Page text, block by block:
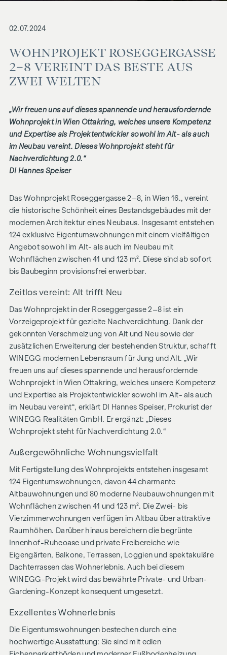
02.07.2024
WOHNPROJEKT ROSEGGERGASSE
2–8 VEREINT DAS BESTE AUS
ZWEI WELTEN
„Wir freuen uns auf dieses spannende und herausfordernde
Wohnprojekt in Wien Ottakring, welches unsere Kompetenz
und Expertise als Projektentwickler sowohl im Alt- als auch
im Neubau vereint. Dieses Wohnprojekt steht für
Nachverdichtung 2.0.“
DI Hannes Speiser
Das Wohnprojekt Roseggergasse 2–­8, in Wien 16., vereint
die historische Schönheit eines Bestandsgebäudes mit der
modernen Architektur eines Neubaus. Insgesamt entstehen
124 exklusive Eigentumswohnungen mit einem vielfältigen
Angebot sowohl im Alt- als auch im Neubau mit
Wohnflächen zwischen 41 und 123 m². Diese sind ab sofort
bis Baubeginn provisionsfrei erwerbbar.
Zeitlos vereint: Alt trifft Neu
Das Wohnprojekt in der Roseggergasse 2–8 ist ein
Vorzeigeprojekt für gezielte Nachverdichtung. Dank der
gekonnten Verschmelzung von Alt und Neu sowie der
zusätzlichen Erweiterung der bestehenden Struktur, schafft
WINEGG modernen Lebensraum für Jung und Alt. „Wir
freuen uns auf dieses spannende und herausfordernde
Wohnprojekt in Wien Ottakring, welches unsere Kompetenz
und Expertise als Projektentwickler sowohl im Alt- als auch
im Neubau vereint“, erklärt DI Hannes Speiser, Prokurist der
WINEGG Realitäten GmbH. Er ergänzt: „Dieses
Wohnprojekt steht für Nachverdichtung 2.0.“
Außergewöhnliche Wohnungsvielfalt
Mit Fertigstellung des Wohnprojekts entstehen insgesamt
124 Eigentumswohnungen, davon 44 charmante
Altbauwohnungen und 80 moderne Neubauwohnungen mit
Wohnflächen zwischen 41 und 123 m². Die Zwei- bis
Vierzimmerwohnungen verfügen im Altbau über attraktive
Raumhöhen. Darüber hinaus bereichern die begrünte
Innenhof-Ruheoase und private Freibereiche wie
Eigengärten, Balkone, Terrassen, Loggien und spektakuläre
Dachterrassen das Wohnerlebnis. Auch bei diesem
WINEGG-Projekt wird das bewährte Private- und Urban-
Gardening-Konzept konsequent umgesetzt.
Exzellentes Wohnerlebnis
Die Eigentumswohnungen bestechen durch eine
hochwertige Ausstattung: Sie sind mit edlen